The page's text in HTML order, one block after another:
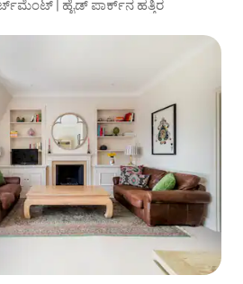
| ಹೈಡ್ ಪಾರ್ಕ್‌ನ ಹತ್ತಿರ